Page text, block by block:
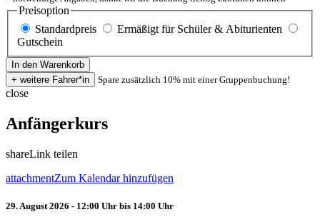
Preisoption
Standardpreis
Ermäßigt für Schüler & Abiturienten
Gutschein
Spare zusätzlich 10% mit einer Gruppenbuchung!
close
Anfängerkurs
shareLink teilen
attachmentZum Kalendar hinzufügen
29. August 2026 - 12:00 Uhr bis 14:00 Uhr